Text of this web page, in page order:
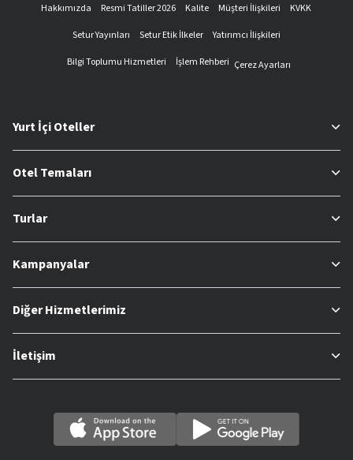
Hakkımızda Resmi Tatiller 2026 Kalite Müşteri İlişkileri
KVKK
Setur Yayınları
Setur Etik İlkeler
Yatırımcı İlişkileri
Bilgi Toplumu Hizmetleri
İşlem Rehberi Çerez Ayarları
Yurt İçi Oteller
Otel Temaları
Turlar
Kampanyalar
Diğer Hizmetlerimiz
İletişim